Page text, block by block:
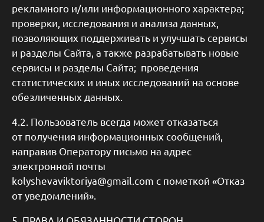
рекламного и/или информационного характера;
проверки, исследования и анализа данных,
позволяющих поддерживать и улучшать сервисы
и разделы Сайта, а также разрабатывать новые
сервисы и разделы Сайта; проведения
статистических и иных исследований на основе
обезличенных данных.
4.2. Пользователь всегда может отказаться
от получения информационных сообщений,
направив Оператору письмо на адрес
электронной почты
kolyshevaviktoriya@gmail.com с пометкой «Отказ
от уведомлений».